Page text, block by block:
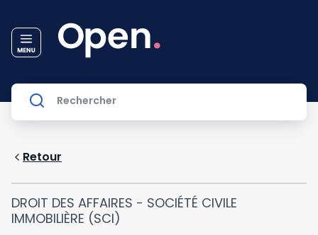
Retour
DROIT DES AFFAIRES - SOCIÉTÉ CIVILE
IMMOBILIÈRE (SCI)